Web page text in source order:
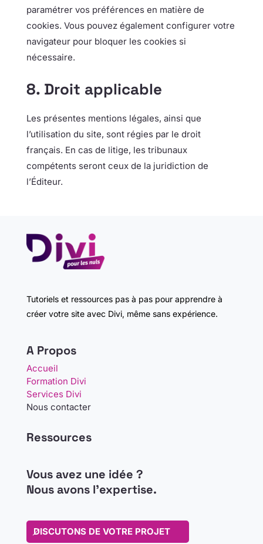
paramétrer vos préférences en matière de
cookies. Vous pouvez également configurer votre
navigateur pour bloquer les cookies si
nécessaire.
8. Droit applicable
Les présentes mentions légales, ainsi que
l’utilisation du site, sont régies par le droit
français. En cas de litige, les tribunaux
compétents seront ceux de la juridiction de
l’Éditeur.
Tutoriels et ressources pas à pas pour apprendre à
créer votre site avec Divi, même sans expérience.
A Propos
Accueil
Formation Divi
Services Divi
Nous contacter
Ressources
Vous avez une idée ?
Nous avons l’expertise.
DISCUTONS DE VOTRE PROJET